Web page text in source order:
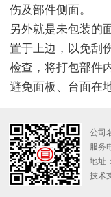
伤及部件侧面。
另外就是未包装的
置于上边，以免刮
检查，将打包部件
避免面板、台面在
公司
服务
地址
技术